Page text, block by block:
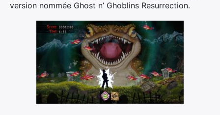
version nommée Ghost n’ Ghoblins Resurrection.